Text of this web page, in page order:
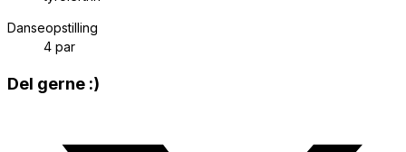
Danseopstilling
4 par
Del gerne :)